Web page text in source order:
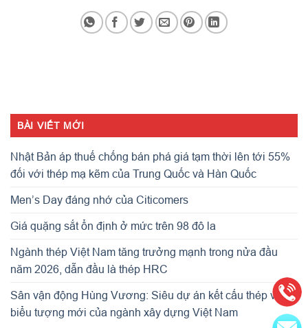
BÀI VIẾT MỚI
Nhật Bản áp thuế chống bán phá giá tạm thời lên tới 55%
đối với thép mạ kẽm của Trung Quốc và Hàn Quốc
Men’s Day đáng nhớ của Citicomers
Giá quặng sắt ổn định ở mức trên 98 đô la
Ngành thép Việt Nam tăng trưởng mạnh trong nửa đầu
năm 2026, dẫn đầu là thép HRC
Sân vận động Hùng Vương: Siêu dự án kết cấu thép và
biểu tượng mới của ngành xây dựng Việt Nam